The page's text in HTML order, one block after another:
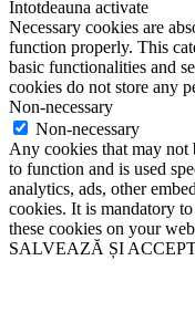
Întotdeauna activate
Necessary cookies are
function properly. This
basic functionalities and
cookies do not store any
Non-necessary
Non-necessary
Any cookies that may not
to function and is used
analytics, ads, other
cookies. It is mandatory
these cookies on your
SALVEAZĂ ȘI